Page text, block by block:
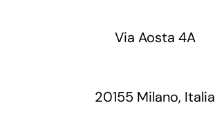
Via Aosta 4A
20155 Milano, Italia